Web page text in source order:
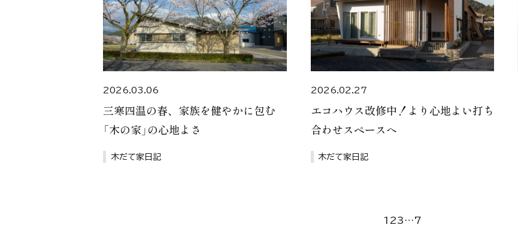
2026.03.06
三寒四温の春、家族を健やかに包む
「木の家」の心地よさ
木だて家日記
2026.02.27
エコハウス改修中！より心地よい打ち
合わせスペースへ
木だて家日記
1 23 …7